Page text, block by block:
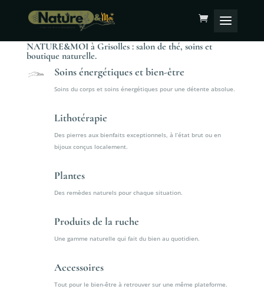
NATURE&MOI à Grisolles : salon de thé, soins et
boutique naturelle.
Soins énergétiques et bien-être
Soins du corps et soins énergétiques pour une détente absolue.
Lithotérapie
Des pierres aux bienfaits exceptionnels, à l’état brut ou en
bijoux conçus localement.
Plantes
Des remèdes naturels pour chaque situation.
Produits de la ruche
Une gamme naturelle qui fait du bien au quotidien.
Accessoires
Tout pour le bien-être à retrouver sur une même plateforme.